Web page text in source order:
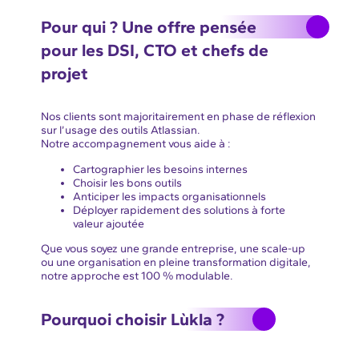
Pour qui ? Une offre pensée
pour les DSI, CTO et chefs de
projet
Nos clients sont majoritairement en phase de réflexion
sur l’usage des outils Atlassian.
Notre accompagnement vous aide à :
Cartographier les besoins internes
Choisir les bons outils
Anticiper les impacts organisationnels
Déployer rapidement des solutions à forte
valeur ajoutée
Que vous soyez une grande entreprise, une scale-up
ou une organisation en pleine transformation digitale,
notre approche est 100 % modulable.
Pourquoi choisir Lùkla ?